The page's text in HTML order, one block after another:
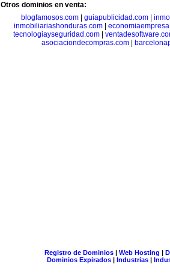
Otros dominios en venta:
blogfamosos.com
guiapublicidad.com
inmobiliariashonduras.com
tecnologiayseguridad.com|
asociaciondecompras.com|
Registro de Dominios| Web Hosting |
Dominios Expirados | Industrias |